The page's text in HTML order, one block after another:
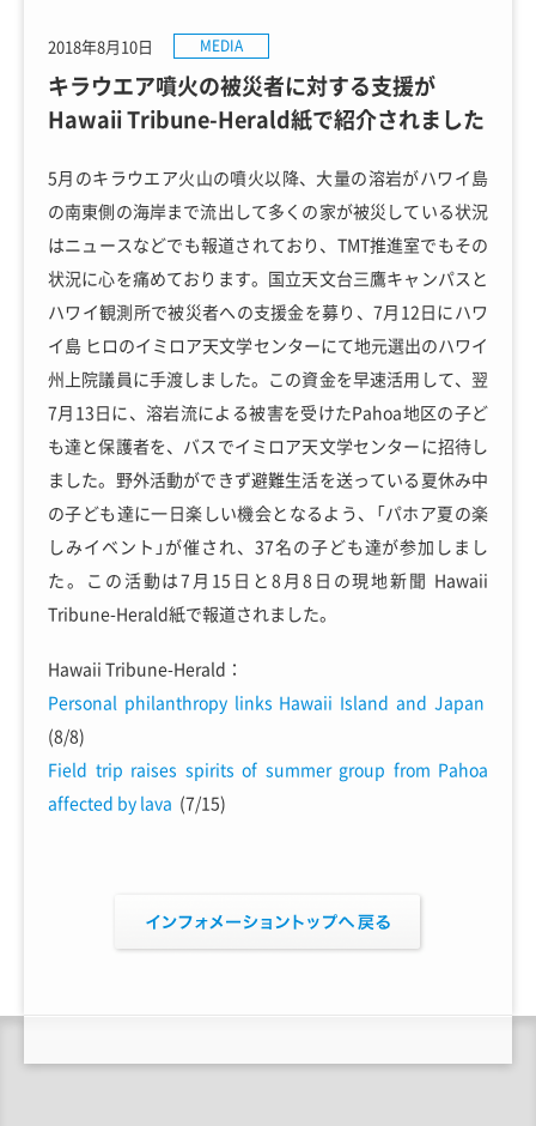
キラウエア噴火の被災者に対する支援が
Hawaii Tribune-Herald紙で紹介されました
2018年8月10日 MEDIA
5月のキラウエア火山の噴火以降、大量の溶岩がハワイ島
の南東側の海岸まで流出して多くの家が被災している状況
はニュースなどでも報道されており、TMT推進室でもその
状況に心を痛めております。国立天文台三鷹キャンパスと
ハワイ観測所で被災者への支援金を募り、7月12日にハワ
イ島 ヒロのイミロア天文学センターにて地元選出のハワイ
州上院議員に手渡しました。この資金を早速活用して、翌
7月13日に、溶岩流による被害を受けたPahoa地区の子ど
も達と保護者を、バスでイミロア天文学センターに招待し
ました。野外活動ができず避難生活を送っている夏休み中
の子ども達に一日楽しい機会となるよう、「パホア夏の楽
しみイベント」が催され、37名の子ども達が参加しまし
た。この活動は7月15日と8月8日の現地新聞 Hawaii
Tribune-Herald紙で報道されました。
Hawaii Tribune-Herald：
Personal philanthropy links Hawaii Island and Japan
(8/8)
Field trip raises spirits of summer group from Pahoa
affected by lava (7/15)